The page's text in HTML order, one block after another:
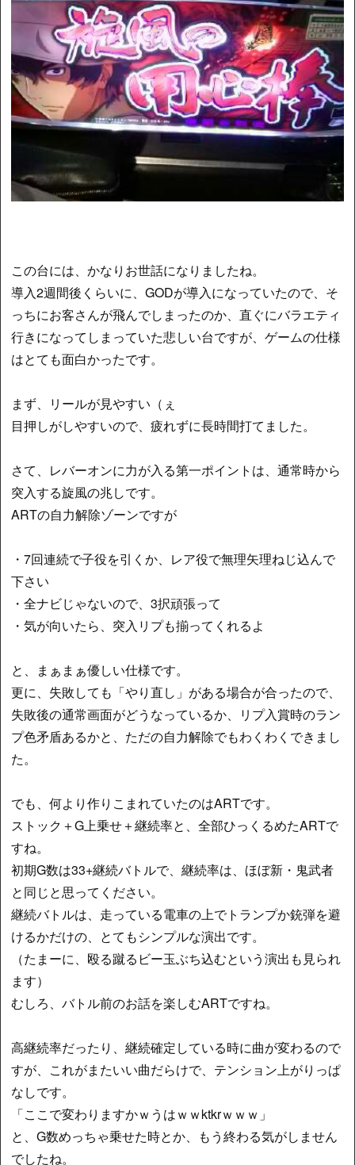
この台には、かなりお世話になりましたね。
導入2週間後くらいに、GODが導入になっていたので、そ
っちにお客さんが飛んでしまったのか、直ぐにバラエティ
行きになってしまっていた悲しい台ですが、ゲームの仕様
はとても面白かったです。
まず、リールが見やすい（ぇ
目押しがしやすいので、疲れずに長時間打てました。
さて、レバーオンに力が入る第一ポイントは、通常時から
突入する旋風の兆しです。
ARTの自力解除ゾーンですが
・7回連続で子役を引くか、レア役で無理矢理ねじ込んで
下さい
・全ナビじゃないので、3択頑張って
・気が向いたら、突入リプも揃ってくれるよ
と、まぁまぁ優しい仕様です。
更に、失敗しても「やり直し」がある場合が合ったので、
失敗後の通常画面がどうなっているか、リプ入賞時のラン
プ色矛盾あるかと、ただの自力解除でもわくわくできまし
た。
でも、何より作りこまれていたのはARTです。
ストック＋G上乗せ＋継続率と、全部ひっくるめたARTで
すね。
初期G数は33+継続バトルで、継続率は、ほぼ新・鬼武者
と同じと思ってください。
継続バトルは、走っている電車の上でトランプか銃弾を避
けるかだけの、とてもシンプルな演出です。
（たまーに、殴る蹴るビー玉ぶち込むという演出も見られ
ます）
むしろ、バトル前のお話を楽しむARTですね。
高継続率だったり、継続確定している時に曲が変わるので
すが、これがまたいい曲だらけで、テンション上がりっぱ
なしです。
「ここで変わりますかｗうはｗｗktkrｗｗｗ」
と、G数めっちゃ乗せた時とか、もう終わる気がしません
でしたね。